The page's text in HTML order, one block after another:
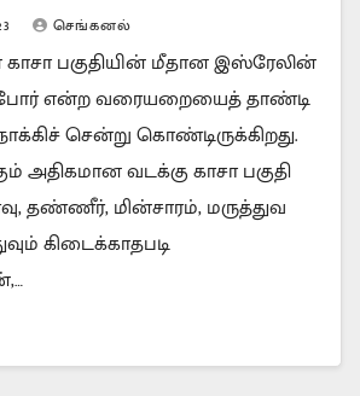
செங்கனல்
பகுதியின் மீதான இஸ்ரேலின்
போர் என்ற வரையறையைத் தாண்டி
சென்று கொண்டிருக்கிறது.
அதிகமான வடக்கு காசா பகுதி
தண்ணீர், மின்சாரம், மருத்துவ
கிடைக்காதபடி